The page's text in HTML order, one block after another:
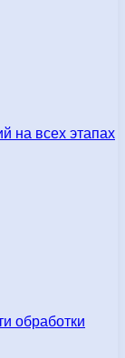
на всех этапах
обработки